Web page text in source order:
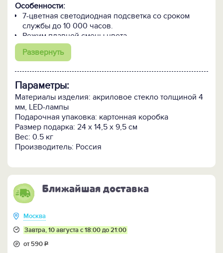
Особенности:
7-цветная светодиодная подсветка со сроком
службы до 10 000 часов.
Режим плавной смены цвета.
3 вида питания на выбор: от 3 батареек типа
ААА, USB-выхода компьютера/ноутбука и от сети
Безопасен для детей:
- при случайном падении акриловое стекло не
разбивается на осколки;
- питание от батареек или USB-источника убережёт
от удара электрическим током;
- ABS пластик не токсичен и не имеет запаха.
-3D-светильник с другой ёлочкой >>
-3D-светильник "Новогодний мишка" >>
-Все 3D-светильники >>
Развернуть
Параметры:
Материалы изделия: акриловое стекло толщиной 4
мм, LED-лампы
Подарочная упаковка: картонная коробка
Размер подарка: 24 х 14,5 х 9,5 см
Вес: 0.5 кг
Производитель: Россия
Ближайшая доставка
Москва
Завтра, 10 августа с 18:00 до 21:00
от 590Р